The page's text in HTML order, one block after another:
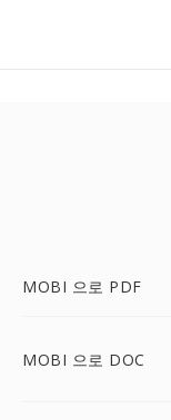
MOBI 으로 PDF
MOBI 으로 DOC